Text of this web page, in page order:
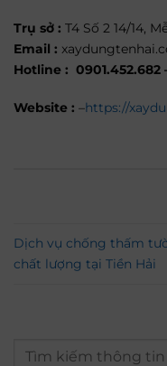
Trụ sở : T4 Số 2 14/14,
Email :
Hotline : 0901.452.682
Website : –https://
Dịch vụ chống thấm
chất lượng tại Tiền Hải